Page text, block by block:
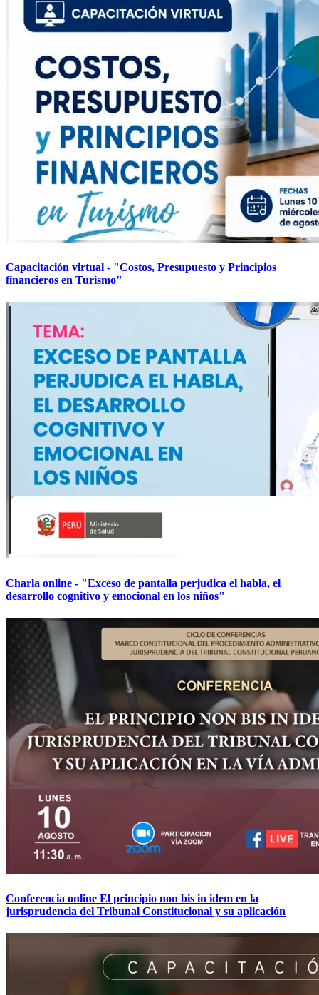
Capacitación virtual - "Costos, Presupuesto y Principios
financieros en Turismo"
Charla online - "Exceso de pantalla perjudica el habla, el
desarrollo cognitivo y emocional en los niños"
Conferencia online El principio non bis in idem en la
jurisprudencia del Tribunal Constitucional y su aplicación